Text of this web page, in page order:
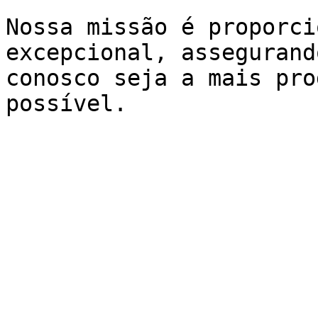
Nossa missão é
excepcional,
conosco seja a mais